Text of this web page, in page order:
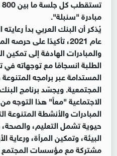
مبادرة "سنبلة".
يُذكر أن البنك العربي بدأ
عام 2021، تأكيدًا على
والمبادرات الهادفة إلى تمكين
الطلبة انسجامًا مع توجهاته في
المستدامة عبر برامجه
المجتمعية. ويجسّد برنامج
الاجتماعية "معاً" هذا التوجه
المبادرات والأنشطة
حيوية تشمل التعليم،
البيئة، وتمكين المرأة،
مشتركة مع مؤسسات المجتمع